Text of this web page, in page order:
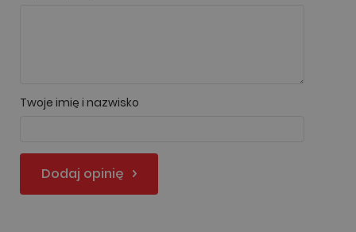
Twoje imię i nazwisko
Dodaj opinię